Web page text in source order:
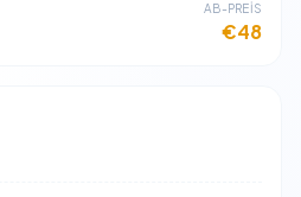
​AB-PREİS
€48